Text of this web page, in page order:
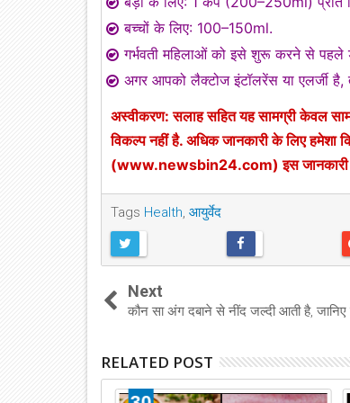
बच्चों के लिए: 100–150ml.
गर्भवती महिलाओं को इसे शुरू करने से पहले
अगर आपको लैक्टोज इंटॉलरेंस या एलर्जी
अस्वीकरण: सलाह सहित यह सामग्री केवल
विकल्प नहीं है. अधिक जानकारी के लिए हमेशा
(www.newsbin24.com) इस जानकारी के
Tags Health, आयुर्वेद
Next
कौन सा अंग दबाने से नींद जल्दी आती है, जानिए
RELATED POST